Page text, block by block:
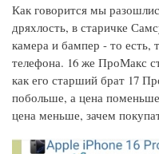
Как говорится мы
дряхлость, в старичке
камера и бампер - то есть,
телефона. 16 же ПроМакс
как его старший брат 17
побольше, а цена
цена меньше, зачем